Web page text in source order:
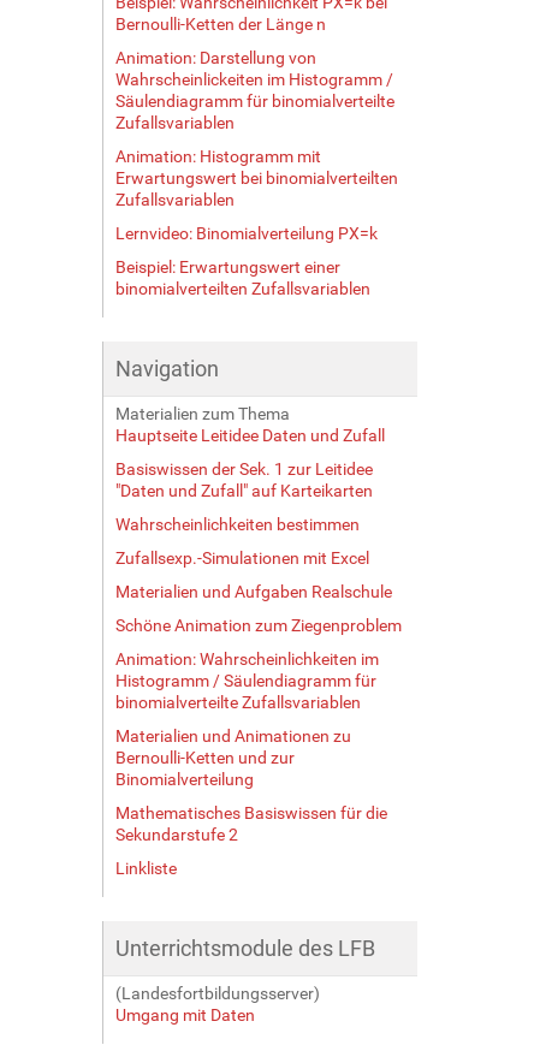
Bernoulli-Ketten der Länge n
Animation: Darstellung von
Wahrscheinlickeiten im Histogramm /
Säulendiagramm für binomialverteilte
Zufallsvariablen
Animation: Histogramm mit
Erwartungswert bei binomialverteilten
Zufallsvariablen
Lernvideo: Binomialverteilung PX=k
Beispiel: Erwartungswert einer
binomialverteilten Zufallsvariablen
Navigation
Materialien zum Thema
Hauptseite Leitidee Daten und Zufall
Basiswissen der Sek. 1 zur Leitidee
"Daten und Zufall" auf Karteikarten
Wahrscheinlichkeiten bestimmen
Zufallsexp.-Simulationen mit Excel
Materialien und Aufgaben Realschule
Schöne Animation zum Ziegenproblem
Animation: Wahrscheinlichkeiten im
Histogramm / Säulendiagramm für
binomialverteilte Zufallsvariablen
Materialien und Animationen zu
Bernoulli-Ketten und zur
Binomialverteilung
Mathematisches Basiswissen für die
Sekundarstufe 2
Linkliste
Unterrichtsmodule des LFB
(Landesfortbildungsserver)
Umgang mit Daten